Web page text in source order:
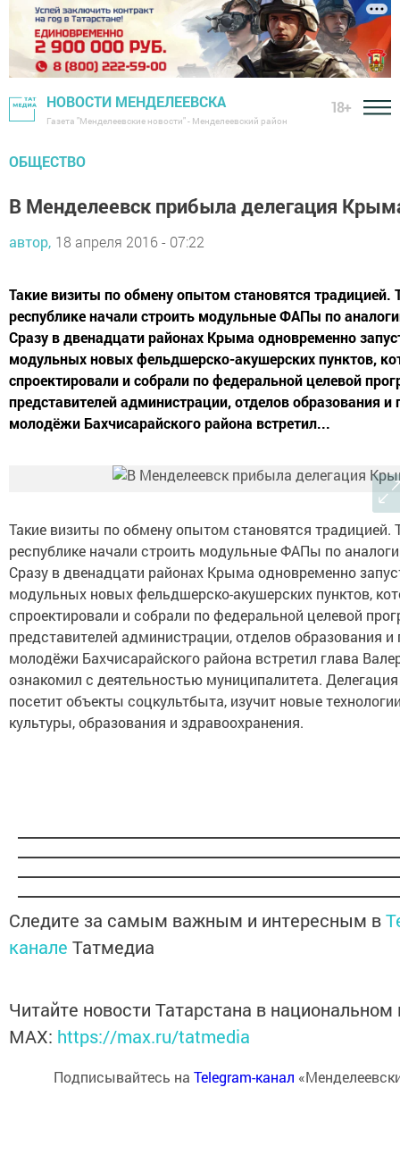
НОВОСТИ МЕНДЕЛЕЕВСКА
Газета "Менделеевские новости" - Менделеевский район
18+
ОБЩЕСТВО
В Менделеевск прибыла делегация
автор, 18 апреля 2016 - 07:22
Такие визиты по обмену опытом становятся традицией.
республике начали строить модульные ФАПы по
Сразу в двенадцати районах Крыма одновременно
модульных новых фельдшерско-акушерских пунктов,
спроектировали и собрали по федеральной целевой
представителей администрации, отделов образования и
молодёжи Бахчисарайского района встретил...
Такие визиты по обмену опытом становятся традицией.
республике начали строить модульные ФАПы по
Сразу в двенадцати районах Крыма одновременно
модульных новых фельдшерско-акушерских пунктов,
спроектировали и собрали по федеральной целевой
представителей администрации, отделов образования
молодёжи Бахчисарайского района встретил глава
ознакомил с деятельностью муниципалитета.
посетит объекты соцкультбыта, изучит новые
культуры, образования и здравоохранения.
Следите за самым важным и интересным в
канале Татмедиа
Читайте новости Татарстана в
MАХ: https://max.ru/tatmedia
Подписывайтесь на Telegram-канал